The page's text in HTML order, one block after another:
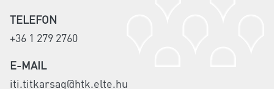
TELEFON
+36 1 279 2760
E-MAIL
iti.titkarsag@htk.elte.hu